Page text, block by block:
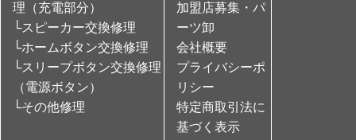
理（充電部分）
└スピーカー交換修理
└ホームボタン交換修理
└スリープボタン交換修理
（電源ボタン）
└その他修理
加盟店募集・パ
ーツ卸
会社概要
プライバシーポ
リシー
特定商取引法に
基づく表示